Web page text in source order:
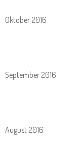
Oktober 2016
September 2016
August 2016